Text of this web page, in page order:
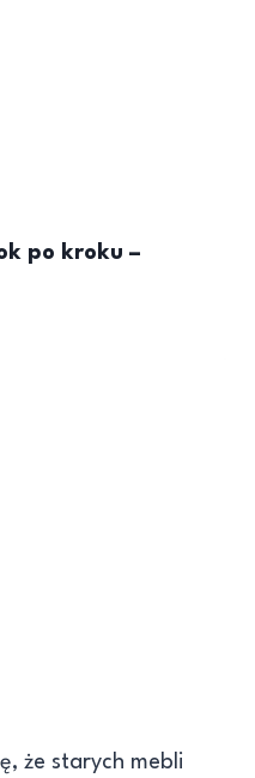
po kroku –
że starych mebli